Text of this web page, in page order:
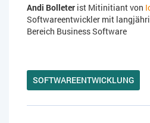
Andi Bolleter ist Mitinitiant von
Softwareentwickler mit
Bereich Business Software
SOFTWAREENTWICKLUNG